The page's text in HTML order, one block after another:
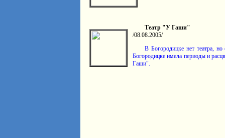
Театр "У Гаши"
/08.08.2005/
В Богородицке нет театра, но
Богородицке имела периоды и
Гаши".